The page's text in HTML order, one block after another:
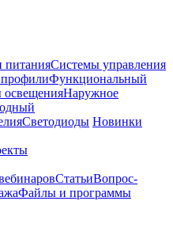
питанияСистемы управления
Функциональный
Наружное
Светодиоды Новинки
СтатьиВопрос-
Файлы и программы